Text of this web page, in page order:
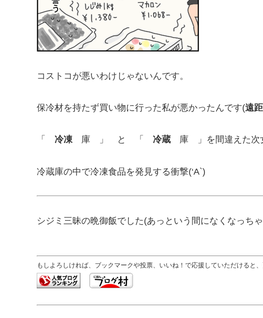
コストコが悪いわけじゃないんです。
保冷材を持たず買い物に行った私が悪かったんです(遠
「 冷凍庫 」 と 「 冷蔵 庫 」を間違えた次
冷蔵庫の中で冷凍食品を発見する衝撃(‘A`)
シジミ三昧の晩御飯でした(あっという間になくなっち
もしよろしければ、ブックマークや投票、いいね！で応援していただけると